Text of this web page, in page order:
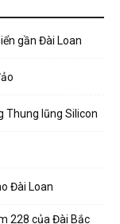
gần Đài Loan
Thung lũng Silicon
Đài Loan
228 của Đài Bắc